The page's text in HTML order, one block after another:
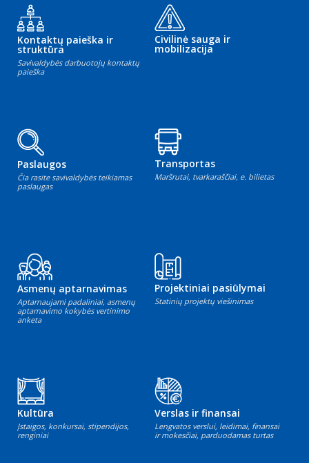
Kontaktų paieška ir
struktūra
Savivaldybės darbuotojų kontaktų
paieška
Civilinė sauga ir
mobilizacija
Paslaugos
Čia rasite savivaldybės teikiamas
paslaugas
Transportas
Maršrutai, tvarkaraščiai, e. bilietas
Asmenų aptarnavimas
Aptarnaujami padaliniai, asmenų
aptarnavimo kokybės vertinimo
anketa
Projektiniai pasiūlymai
Statinių projektų viešinimas
Kultūra
Įstaigos, konkursai, stipendijos,
renginiai
Verslas ir finansai
Lengvatos verslui, leidimai, finansai
ir mokesčiai, parduodamas turtas